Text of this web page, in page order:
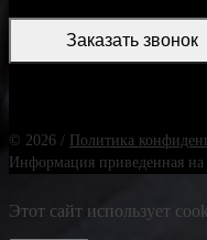
Заказать звонок
© 2026 / Политика
Информация приведенная на
Этот сайт использует